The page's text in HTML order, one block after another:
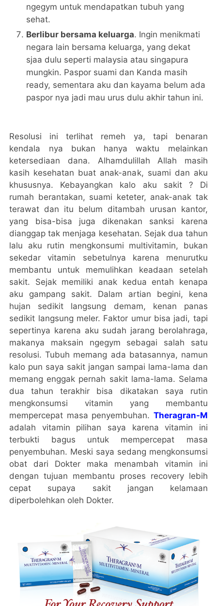
ngegym untuk mendapatkan tubuh yang
sehat.
Berlibur bersama keluarga. Ingin menikmati
negara lain bersama keluarga, yang dekat
sjaa dulu seperti malaysia atau singapura
mungkin. Paspor suami dan Kanda masih
ready, sementara aku dan kayama belum ada
paspor nya jadi mau urus dulu akhir tahun ini.
Resolusi ini terlihat remeh ya, tapi benaran
kendala nya bukan hanya waktu melainkan
ketersediaan dana. Alhamdulillah Allah masih
kasih kesehatan buat anak-anak, suami dan aku
khususnya. Kebayangkan kalo aku sakit ? Di
rumah berantakan, suami keteter, anak-anak tak
terawat dan itu belum ditambah urusan kantor,
yang bisa-bisa juga dikenakan sanksi karena
dianggap tak menjaga kesehatan. Sejak dua tahun
lalu aku rutin mengkonsumi multivitamin, bukan
sekedar vitamin sebetulnya karena menurutku
membantu untuk memulihkan keadaan setelah
sakit. Sejak memiliki anak kedua entah kenapa
aku gampang sakit. Dalam artian begini, kena
hujan sedikit langsung demam, kenan panas
sedikit langsung meler. Faktor umur bisa jadi, tapi
sepertinya karena aku sudah jarang berolahraga,
makanya maksain ngegym sebagai salah satu
resolusi. Tubuh memang ada batasannya, namun
kalo pun saya sakit jangan sampai lama-lama dan
memang enggak pernah sakit lama-lama. Selama
dua tahun terakhir bisa dikatakan saya rutin
mengkonsumsi vitamin yang membantu
mempercepat masa penyembuhan. Theragran-M
adalah vitamin pilihan saya karena vitamin ini
terbukti bagus untuk mempercepat masa
penyembuhan. Meski saya sedang mengkonsumsi
obat dari Dokter maka menambah vitamin ini
dengan tujuan membantu proses recovery lebih
cepat supaya sakit jangan kelamaan
diperbolehkan oleh Dokter.